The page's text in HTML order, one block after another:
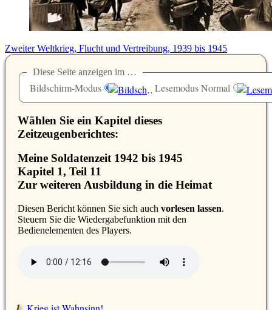
Zweiter Weltkrieg, Flucht und Vertreibung, 1939 bis 1945
Diese Seite anzeigen im …
Bildschirm-Modus Lesemodus Normal
Wählen Sie ein Kapitel dieses
Zeitzeugenberichtes:
Meine Soldatenzeit 1942 bis 1945
Kapitel 1, Teil 11
Zur weiteren Ausbildung in die Heimat
Diesen Bericht können Sie sich auch vorlesen lassen.
Steuern Sie die Wiedergabefunktion mit den
Bedienelementen des Players.